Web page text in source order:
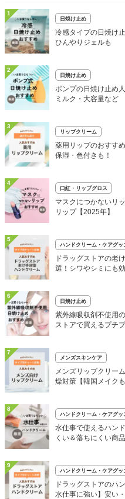
1
日焼け止め
冷感タイプの日焼け
ひんやりジェルも
2
日焼け止め
ポンプの日焼け止め
ミルク・大容量など
3
リップクリーム
薬用リップのおすす
保湿・色付きも！
4
口紅・リップグロス
マスクにつかないリ
リップ【2025年】
5
ハンドクリーム・ケアグッ
ドラッグストアの老
選！シワやシミにも
6
日焼け止め
紫外線吸収剤不使用
ストアで買えるプチ
7
メンズスキンケア
メンズリップクリー
燥対策【韓国メイクも
8
ハンドクリーム・ケアグッ
水仕事で使えるハン
くい＆落ちにくい商
9
ハンドクリーム・ケアグッ
ドラッグストアのハ
水仕事に強い】安い